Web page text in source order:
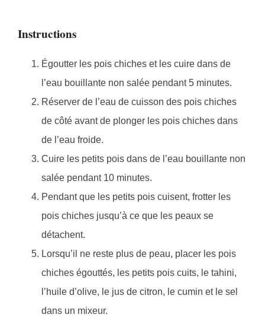
Instructions
Égoutter les pois chiches et les cuire dans de
l’eau bouillante non salée pendant 5 minutes.
Réserver de l’eau de cuisson des pois chiches
de côté avant de plonger les pois chiches dans
de l’eau froide.
Cuire les petits pois dans de l’eau bouillante non
salée pendant 10 minutes.
Pendant que les petits pois cuisent, frotter les
pois chiches jusqu’à ce que les peaux se
détachent.
Lorsqu’il ne reste plus de peau, placer les pois
chiches égouttés, les petits pois cuits, le tahini,
l’huile d’olive, le jus de citron, le cumin et le sel
dans un mixeur.